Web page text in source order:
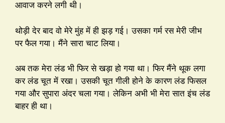
आवाज करने लगी थी।
थोड़ी देर बाद वो मेरे मुंह में ही झड़ गई। उसका गर्म रस मेरी जीभ
पर फैल गया। मैंने सारा चाट लिया।
अब तक मेरा लंड भी फिर से खड़ा हो गया था। फिर मैंने थूक लगा
कर लंड चूत में रखा। उसकी चूत गीली होने के कारण लंड फिसल
गया और सुपारा अंदर चला गया। लेकिन अभी भी मेरा सात इंच लंड
बाहर ही था।